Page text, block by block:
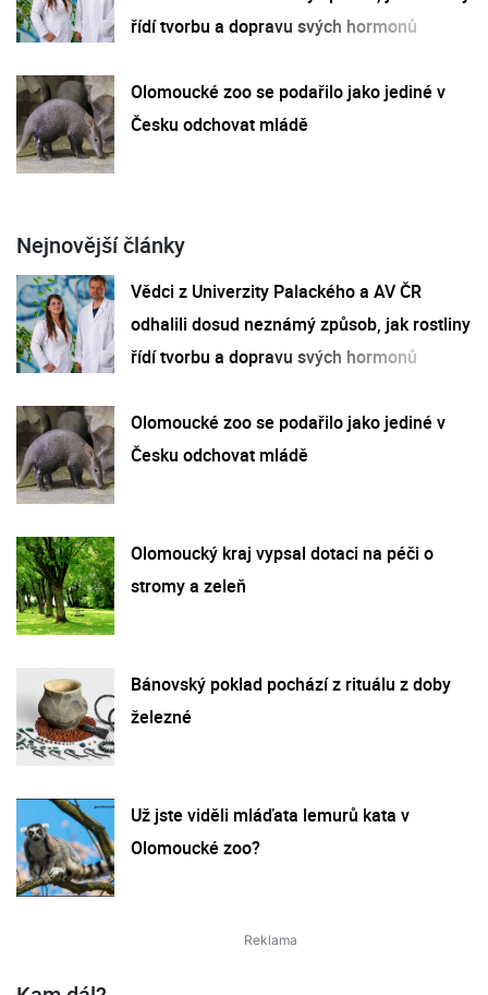
řídí tvorbu a dopravu svých hormonů
Olomoucké zoo se podařilo jako jediné v
Česku odchovat mládě
Nejnovější články
Vědci z Univerzity Palackého a AV ČR
odhalili dosud neznámý způsob, jak rostliny
řídí tvorbu a dopravu svých hormonů
Olomoucké zoo se podařilo jako jediné v
Česku odchovat mládě
Olomoucký kraj vypsal dotaci na péči o
stromy a zeleň
Bánovský poklad pochází z rituálu z doby
železné
Už jste viděli mláďata lemurů kata v
Olomoucké zoo?